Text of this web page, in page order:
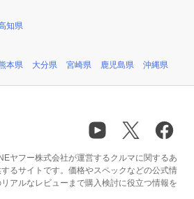
知県
本県 大分県 宮崎県 鹿児島県 沖縄県
ヤフー株式会社が運営するクルマに関するあ
るサイトです。価格やスペックなどの公式情
アルなレビューまで購入検討に役立つ情報を